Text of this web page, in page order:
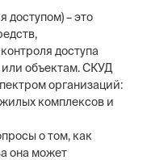
доступом) – это
доступа
объектам. СКУД
организаций:
комплексов и
о том, как
она может